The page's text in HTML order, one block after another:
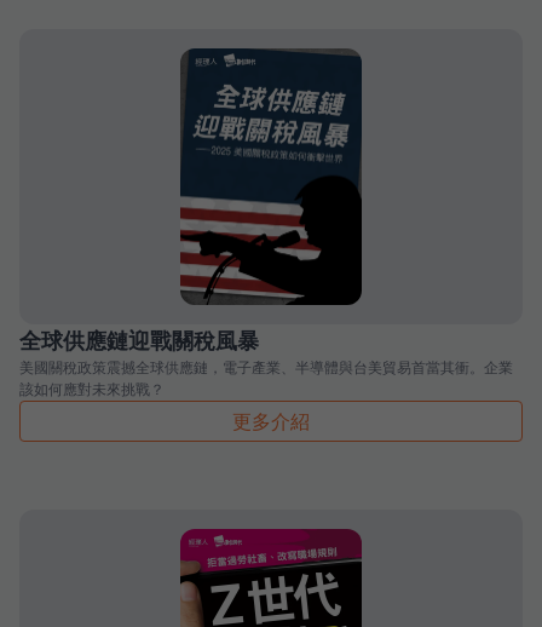
全球供應鏈迎戰關稅風暴
美國關稅政策震撼全球供應鏈，電子產業、半導體與台美貿易首當其衝。企業
該如何應對未來挑戰？
更多介紹